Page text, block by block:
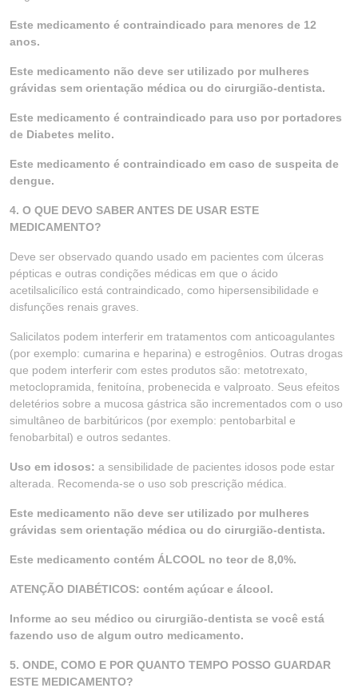
Este medicamento é contraindicado para menores de 12
anos.
Este medicamento não deve ser utilizado por mulheres
grávidas sem orientação médica ou do cirurgião-dentista.
Este medicamento é contraindicado para uso por portadores
de Diabetes melito.
Este medicamento é contraindicado em caso de suspeita de
dengue.
4. O QUE DEVO SABER ANTES DE USAR ESTE
MEDICAMENTO?
Deve ser observado quando usado em pacientes com úlceras
pépticas e outras condições médicas em que o ácido
acetilsalicílico está contraindicado, como hipersensibilidade e
disfunções renais graves.
Salicilatos podem interferir em tratamentos com anticoagulantes
(por exemplo: cumarina e heparina) e estrogênios. Outras drogas
que podem interferir com estes produtos são: metotrexato,
metoclopramida, fenitoína, probenecida e valproato. Seus efeitos
deletérios sobre a mucosa gástrica são incrementados com o uso
simultâneo de barbitúricos (por exemplo: pentobarbital e
fenobarbital) e outros sedantes.
Uso em idosos: a sensibilidade de pacientes idosos pode estar
alterada. Recomenda-se o uso sob prescrição médica.
Este medicamento não deve ser utilizado por mulheres
grávidas sem orientação médica ou do cirurgião-dentista.
Este medicamento contém ÁLCOOL no teor de 8,0%.
ATENÇÃO DIABÉTICOS: contém açúcar e álcool.
Informe ao seu médico ou cirurgião-dentista se você está
fazendo uso de algum outro medicamento.
5. ONDE, COMO E POR QUANTO TEMPO POSSO GUARDAR
ESTE MEDICAMENTO?